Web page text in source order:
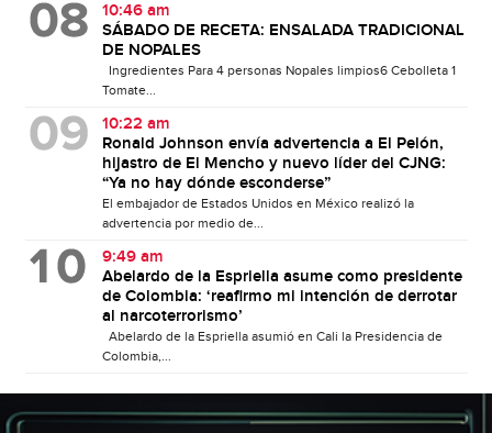
10:46 am
SÁBADO DE RECETA: ENSALADA TRADICIONAL
DE NOPALES
Ingredientes Para 4 personas Nopales limpios6 Cebolleta 1
Tomate...
10:22 am
Ronald Johnson envía advertencia a El Pelón,
hijastro de El Mencho y nuevo líder del CJNG:
“Ya no hay dónde esconderse”
El embajador de Estados Unidos en México realizó la
advertencia por medio de...
9:49 am
Abelardo de la Espriella asume como presidente
de Colombia: ‘reafirmo mi intención de derrotar
al narcoterrorismo’
Abelardo de la Espriella asumió en Cali la Presidencia de
Colombia,...